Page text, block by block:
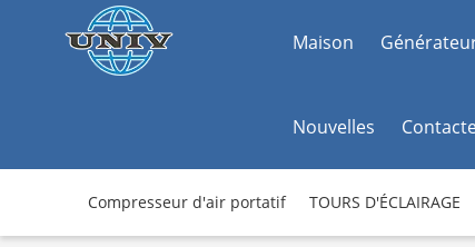
Maison
Nouvelles
Compresseur d'air portatif TOURS D'ÉCLAIRAGE